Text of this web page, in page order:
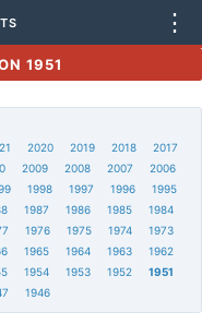
⋮
1951
2020 2019 2018
2017
2009 2008 2007
2006
1998 1997 1996
1995
1987 1986 1985
1984
1976 1975 1974
1973
1965 1964 1963
1962
1954 1953 1952
1951
1946